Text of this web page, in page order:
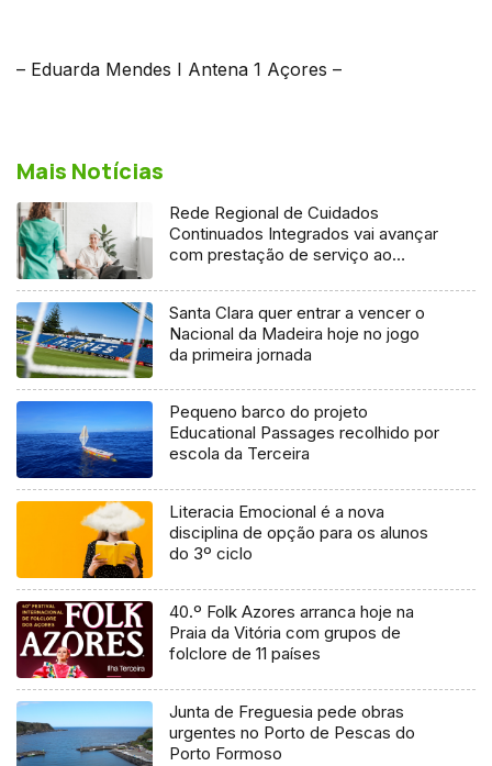
– Eduarda Mendes I Antena 1 Açores –
Mais Notícias
Rede Regional de Cuidados
Continuados Integrados vai avançar
com prestação de serviço ao
Santa Clara quer entrar a vencer o
Nacional da Madeira hoje no jogo
da primeira jornada
Pequeno barco do projeto
Educational Passages recolhido por
escola da Terceira
Literacia Emocional é a nova
disciplina de opção para os alunos
do 3º ciclo
40.º Folk Azores arranca hoje na
Praia da Vitória com grupos de
folclore de 11 países
Junta de Freguesia pede obras
urgentes no Porto de Pescas do
Porto Formoso